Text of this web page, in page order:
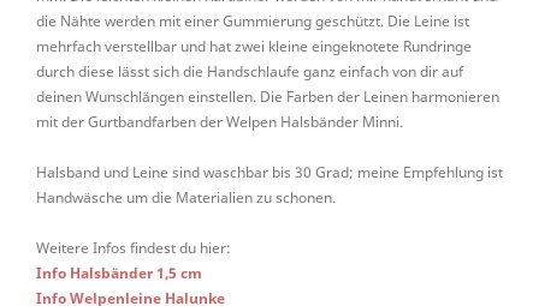
die Nähte werden mit einer Gummierung geschützt. Die Leine ist
mehrfach verstellbar und hat zwei kleine eingeknotete Rundringe
durch diese lässt sich die Handschlaufe ganz einfach von dir auf
deinen Wunschlängen einstellen. Die Farben der Leinen harmonieren
mit der Gurtbandfarben der Welpen Halsbänder Minni.
Halsband und Leine sind waschbar bis 30 Grad; meine Empfehlung ist
Handwäsche um die Materialien zu schonen.
Weitere Infos findest du hier:
Info Halsbänder 1,5 cm
Info Welpenleine Halunke